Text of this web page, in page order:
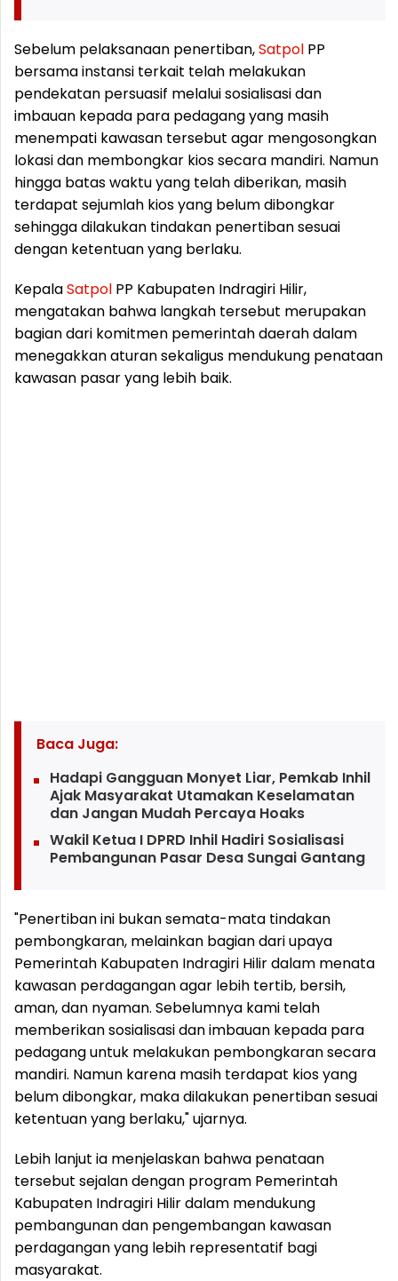
Sebelum pelaksanaan penertiban,Satpol PP
bersama instansi terkait telah melakukan
pendekatan persuasif melalui sosialisasi dan
imbauan kepada para pedagang yang masih
menempati kawasan tersebut agar mengosongkan
lokasi dan membongkar kios secara mandiri. Namun
hingga batas waktu yang telah diberikan, masih
terdapat sejumlah kios yang belum dibongkar
sehingga dilakukan tindakan penertiban sesuai
dengan ketentuan yang berlaku.
KepalaSatpol PP Kabupaten Indragiri Hilir,
mengatakan bahwa langkah tersebut merupakan
bagian dari komitmen pemerintah daerah dalam
menegakkan aturan sekaligus mendukung penataan
kawasan pasar yang lebih baik.
Baca Juga:
Hadapi Gangguan Monyet Liar, Pemkab Inhil
Ajak Masyarakat Utamakan Keselamatan
dan Jangan Mudah Percaya Hoaks
Wakil Ketua I DPRD Inhil Hadiri Sosialisasi
Pembangunan Pasar Desa Sungai Gantang
"Penertiban ini bukan semata-mata tindakan
pembongkaran, melainkan bagian dari upaya
Pemerintah Kabupaten Indragiri Hilir dalam menata
kawasan perdagangan agar lebih tertib, bersih,
aman, dan nyaman. Sebelumnya kami telah
memberikan sosialisasi dan imbauan kepada para
pedagang untuk melakukan pembongkaran secara
mandiri. Namun karena masih terdapat kios yang
belum dibongkar, maka dilakukan penertiban sesuai
ketentuan yang berlaku," ujarnya.
Lebih lanjut ia menjelaskan bahwa penataan
tersebut sejalan dengan program Pemerintah
Kabupaten Indragiri Hilir dalam mendukung
pembangunan dan pengembangan kawasan
perdagangan yang lebih representatif bagi
masyarakat.